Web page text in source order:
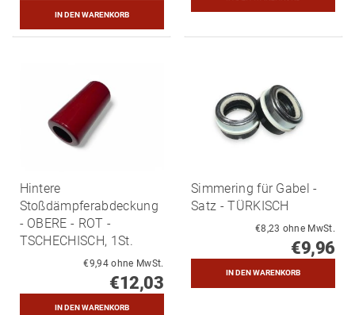
Hintere
Stoßdämpferabdeckung
- OBERE - ROT -
TSCHECHISCH, 1St.
€9,94 ohne MwSt.
€12,03
Simmering für Gabel -
Satz - TÜRKISCH
€8,23 ohne MwSt.
€9,96